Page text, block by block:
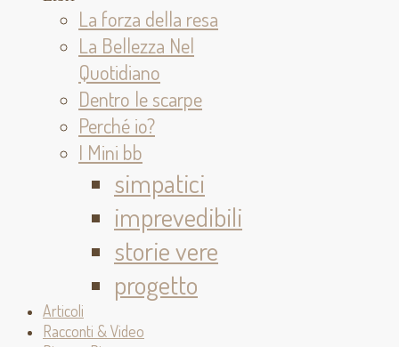
La forza della resa
La Bellezza Nel
Quotidiano
Dentro le scarpe
Perché io?
I Mini bb
simpatici
imprevedibili
storie vere
progetto
Articoli
Racconti & Video